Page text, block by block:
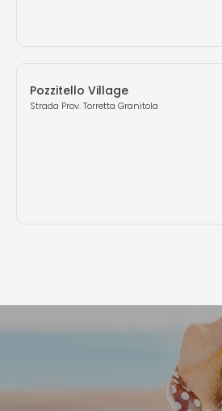
Pozzitello Village
Strada Prov. Torretta Granitola